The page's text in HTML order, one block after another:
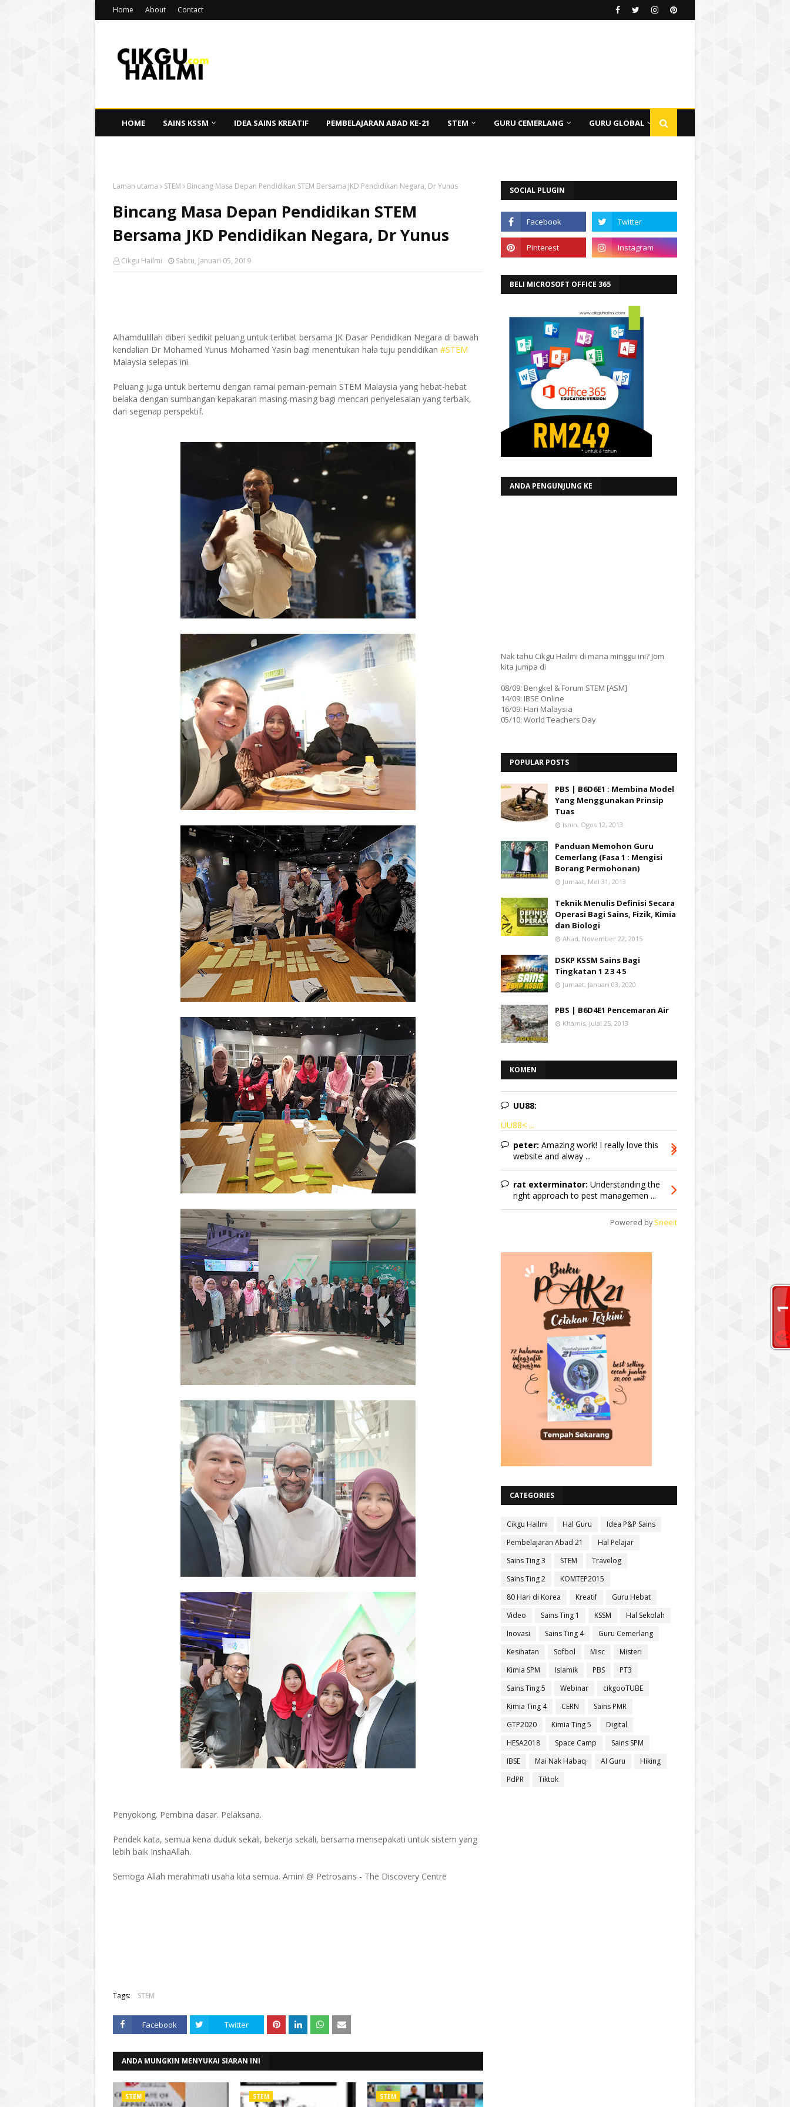
Home About Contact
HOME SAINS KSSM IDEA SAINS KREATIF PEMBELAJARAN ABAD KE-21 STEM GURU CEMERLANG GURU GLOBAL
Laman utama STEM Bincang Masa Depan Pendidikan STEM Bersama JKD Pendidikan Negara, Dr Yunus
Bincang Masa Depan Pendidikan STEM
Bersama JKD Pendidikan Negara, Dr Yunus
Cikgu Hailmi Sabtu, Januari 05, 2019
Alhamdulillah diberi sedikit peluang untuk terlibat bersama JK Dasar Pendidikan Negara di bawah
kendalian Dr Mohamed Yunus Mohamed Yasin bagi menentukan hala tuju pendidikan #STEM
Malaysia selepas ini.
Peluang juga untuk bertemu dengan ramai pemain-pemain STEM Malaysia yang hebat-hebat
belaka dengan sumbangan kepakaran masing-masing bagi mencari penyelesaian yang terbaik,
dari segenap perspektif.
Penyokong. Pembina dasar. Pelaksana.
Pendek kata, semua kena duduk sekali, bekerja sekali, bersama mensepakati untuk sistem yang
lebih baik InshaAllah.
Semoga Allah merahmati usaha kita semua. Amin! @ Petrosains - The Discovery Centre
Tags: STEM
Facebook Twitter
ANDA MUNGKIN MENYUKAI SIARAN INI
STEM STEM STEM
SOCIAL PLUGIN
BELI MICROSOFT OFFICE 365
ANDA PENGUNJUNG KE
Nak tahu Cikgu Hailmi di mana minggu ini? Jom
kita jumpa di
08/09: Bengkel & Forum STEM [ASM]
14/09: IBSE Online
16/09: Hari Malaysia
05/10: World Teachers Day
POPULAR POSTS
PBS | B6D6E1 : Membina Model
Yang Menggunakan Prinsip
Tuas
Isnin, Ogos 12, 2013
Panduan Memohon Guru
Cemerlang (Fasa 1 : Mengisi
Borang Permohonan)
Jumaat, Mei 31, 2013
Teknik Menulis Definisi Secara
Operasi Bagi Sains, Fizik, Kimia
dan Biologi
Ahad, November 22, 2015
DSKP KSSM Sains Bagi
Tingkatan 1 2 3 4 5
Jumaat, Januari 03, 2020
PBS | B6D4E1 Pencemaran Air
Khamis, Julai 25, 2013
KOMEN
UU88:
UU88< ...
peter: Amazing work! I really love this
website and alway ...
rat exterminator: Understanding the
right approach to pest managemen ...
Powered by Sneeit
CATEGORIES
Cikgu Hailmi Hal Guru
Idea P&P Sains
Pembelajaran Abad 21
Hal Pelajar
Sains Ting 3
STEM
Travelog
Sains Ting 2
KOMTEP2015
80 Hari di Korea
Kreatif
Guru Hebat
Video
Sains Ting 1 KSSM
Hal Sekolah
Inovasi
Sains Ting 4
Guru Cemerlang
Kesihatan
Sofbol Misc
Misteri
Kimia SPM
Islamik PBS
PT3
Sains Ting 5
Webinar
cikgooTUBE
Kimia Ting 4
CERN
Sains PMR
GTP2020
Kimia Ting 5
Digital
HESA2018
Space Camp
Sains SPM
IBSE
Mai Nak Habaq AI Guru
Hiking
PdPR
Tiktok